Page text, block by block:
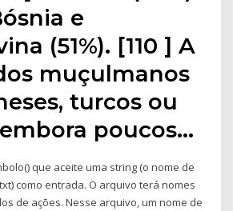
e
(51%). [110 ] A
muçulmanos
turcos ou
poucos…
que aceite uma string (o nome de
como entrada. O arquivo terá nomes
de ações. Nesse arquivo, um nome de